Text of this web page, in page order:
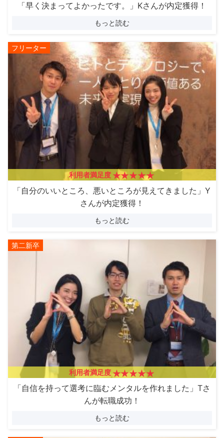
「早く決まってよかったです。」Kさんが内定獲得！
もっと読む
フリーター
利用者満足度
「自分のいいところ、悪いところが見えてきました」Y
さんが内定獲得！
もっと読む
第二新卒
利用者満足度
「自信を持って選考に臨むメンタルを作れました」Tさ
んが転職成功！
もっと読む